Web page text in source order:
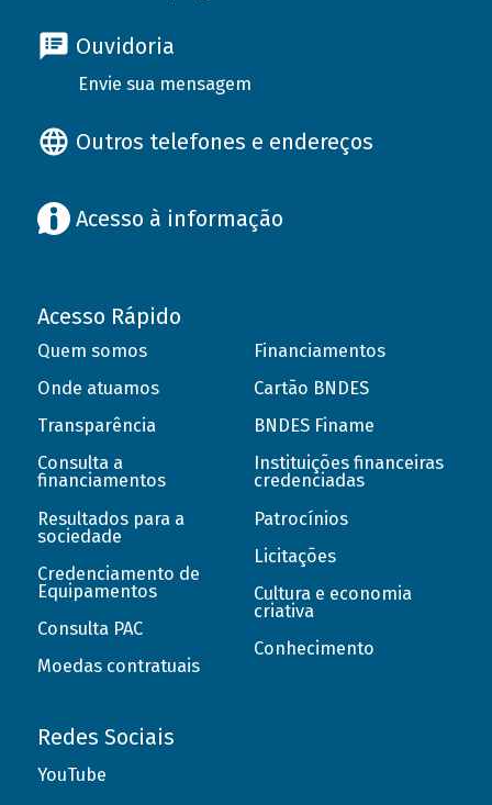
Ouvidoria
Envie sua mensagem
Outros telefones e endereços
Acesso à informação
Acesso Rápido
Quem somos
Onde atuamos
Transparência
Consulta a
financiamentos
Resultados para a
sociedade
Credenciamento de
Equipamentos
Consulta PAC
Moedas contratuais
Financiamentos
Cartão BNDES
BNDES Finame
Instituições financeiras
credenciadas
Patrocínios
Licitações
Cultura e economia
criativa
Conhecimento
Redes Sociais
YouTube